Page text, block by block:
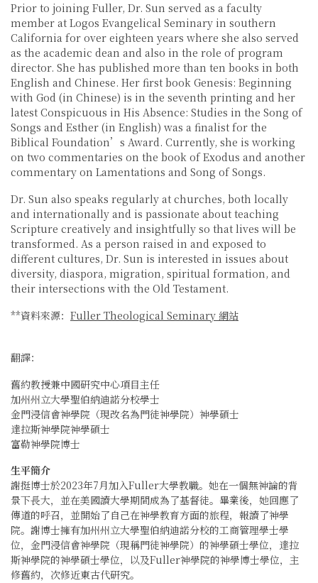
Prior to joining Fuller, Dr. Sun served as a faculty
member at Logos Evangelical Seminary in southern
California for over eighteen years where she also served
as the academic dean and also in the role of program
director. She has published more than ten books in both
English and Chinese. Her first book Genesis: Beginning
with God (in Chinese) is in the seventh printing and her
latest Conspicuous in His Absence: Studies in the Song of
Songs and Esther (in English) was a finalist for the
Biblical Foundation’s Award. Currently, she is working
on two commentaries on the book of Exodus and another
commentary on Lamentations and Song of Songs.
Dr. Sun also speaks regularly at churches, both locally
and internationally and is passionate about teaching
Scripture creatively and insightfully so that lives will be
transformed. As a person raised in and exposed to
different cultures, Dr. Sun is interested in issues about
diversity, diaspora, migration, spiritual formation, and
their intersections with the Old Testament.
**資料來源： Fuller Theological Seminary 網站
翻譯：
舊約教授兼中國研究中心項目主任
加州州立大學聖伯納迪諾分校學士
金門浸信會神學院（現改名為門徒神學院）神學碩士
達拉斯神學院神學碩士
富勒神學院博士
生平簡介
謝挺博士於2023年7月加入Fuller大學教職。她在一個無神論的背
景下長大，並在美國讀大學期間成為了基督徒。畢業後，她回應了
傳道的呼召，並開始了自己在神學教育方面的旅程，報讀了神學
院。謝博士擁有加州州立大學聖伯納迪諾分校的工商管理學士學
位，金門浸信會神學院（現稱門徒神學院）的神學碩士學位，達拉
斯神學院的神學碩士學位，以及Fuller神學院的神學博士學位，主
修舊約，次修近東古代研究。